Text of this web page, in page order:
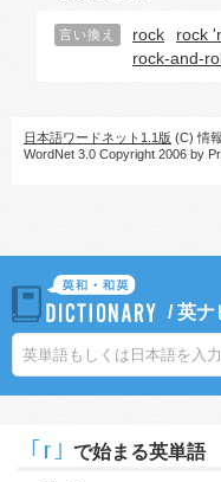
言い換え rock rock
rock-and-
日本語ワードネット1.1版 (C) 情
WordNet 3.0 Copyright 2006 by
/英ナ
｢r｣ で始まる英単語